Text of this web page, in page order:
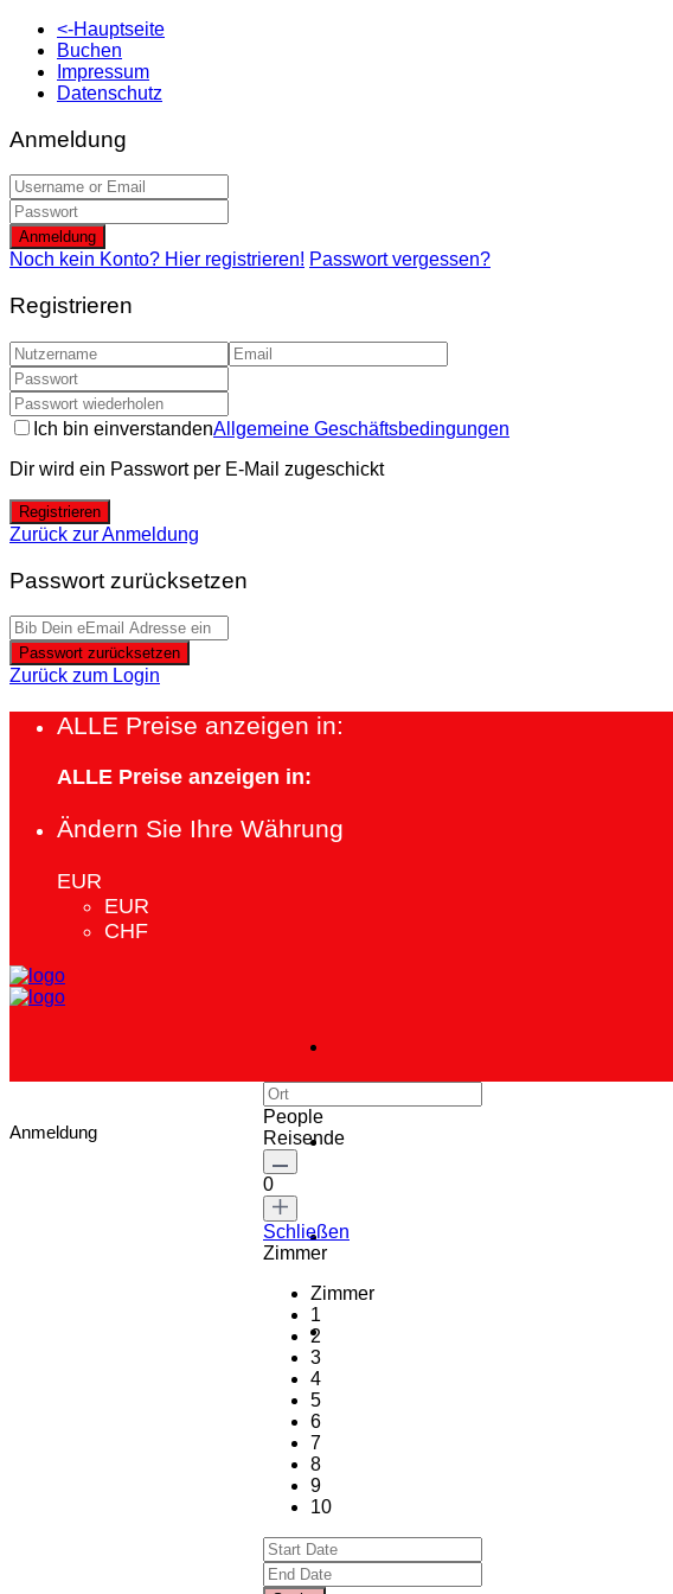
<-Hauptseite
Buchen
Impressum
Datenschutz
Anmeldung
Anmeldung
Noch kein Konto? Hier registrieren! Passwort vergessen?
Registrieren
Ich bin einverstandenAllgemeine Geschäftsbedingungen
Dir wird ein Passwort per E-Mail zugeschickt
Registrieren
Zurück zur Anmeldung
Passwort zurücksetzen
Passwort zurücksetzen
Zurück zum Login
ALLE Preise anzeigen in:
ALLE Preise anzeigen in:
Ändern Sie Ihre Währung
EUR
EUR
CHF
Anmeldung
People
Reisende
0
Schließen
Zimmer
Zimmer
1
2
3
4
5
6
7
8
9
10